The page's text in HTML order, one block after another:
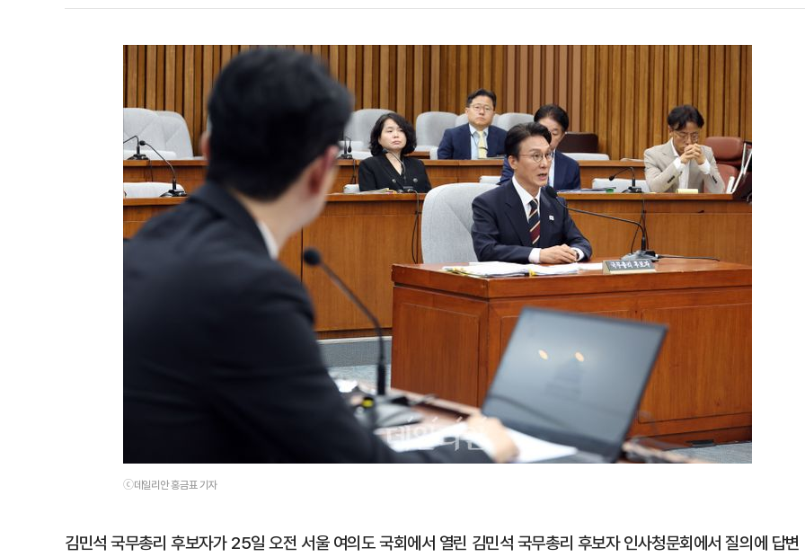
ⓒ데일리안 홍금표 기자
김민석 국무총리 후보자가 25일 오전 서울 여의도 국회에서 열린 김민석 국무총리 후보자 인사청문회에서 질의에 답변